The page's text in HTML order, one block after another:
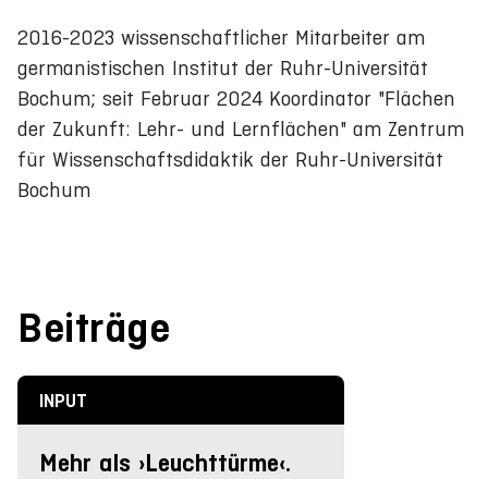
2016-2023 wissenschaftlicher Mitarbeiter am
germanistischen Institut der Ruhr-Universität
Bochum; seit Februar 2024 Koordinator "Flächen
der Zukunft: Lehr- und Lernflächen" am Zentrum
für Wissenschaftsdidaktik der Ruhr-Universität
Bochum
Beiträge
INPUT
Mehr als ›Leuchttürme‹.